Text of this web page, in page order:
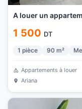
A louer un
1 500 DT
1 pièce 90 m²
Appartements à louer
Ariana